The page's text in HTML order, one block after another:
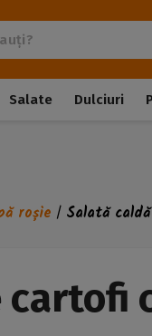
Salate Dulciuri
roșie / Salată